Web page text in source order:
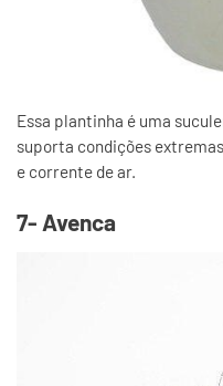
Essa plantinha é uma
suporta condições
e corrente de ar.
7- Avenca